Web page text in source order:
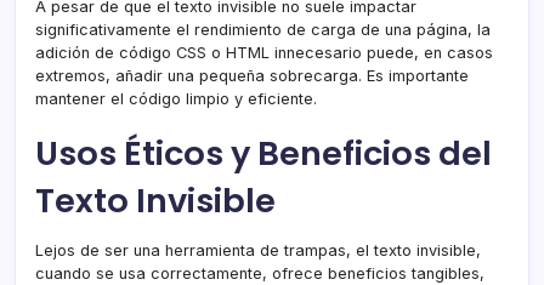
A pesar de que el texto invisible no suele impactar
significativamente el rendimiento de carga de una página, la
adición de código CSS o HTML innecesario puede, en casos
extremos, añadir una pequeña sobrecarga. Es importante
mantener el código limpio y eficiente.
Usos Éticos y Beneficios del
Texto Invisible
Lejos de ser una herramienta de trampas, el texto invisible,
cuando se usa correctamente, ofrece beneficios tangibles,